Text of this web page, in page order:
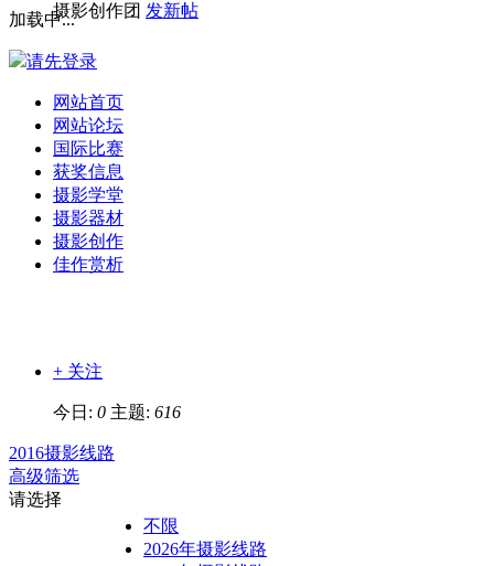
加载中...
请先登录
网站首页
网站论坛
国际比赛
获奖信息
摄影学堂
摄影器材
摄影创作
佳作赏析
摄影创作团 发新帖
+ 关注
今日: 0 主题: 616
2016摄影线路
高级筛选
请选择
不限
2026年摄影线路